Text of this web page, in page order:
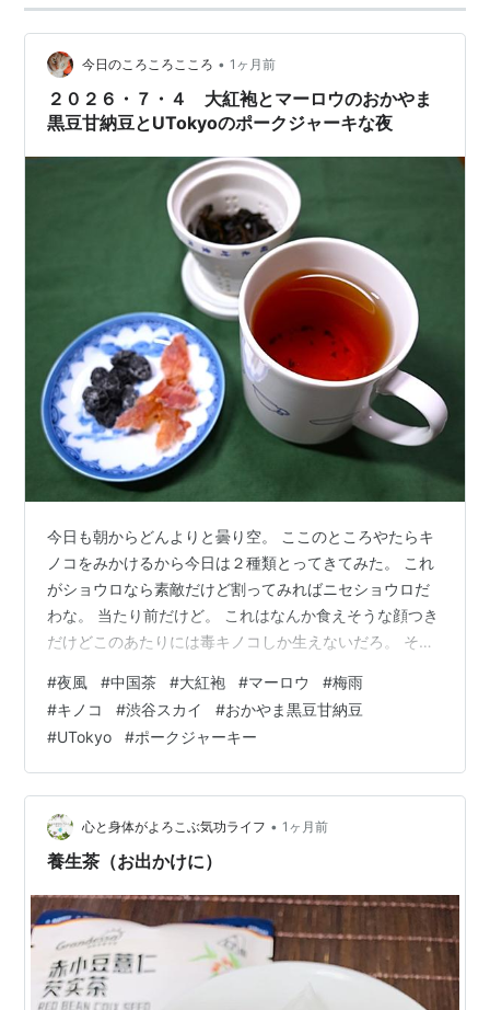
加工したもの。ジャスミン茶や竜珠茶など。
今日のころころこころ • 1ヶ月前
２０２６・７・４ 大紅袍とマーロウのおかやま
黒豆甘納豆とUTokyoのポークジャーキな夜
今日も朝からどんよりと曇り空。 ここのところやたらキ
ノコをみかけるから今日は２種類とってきてみた。 これ
がショウロなら素敵だけど割ってみればニセショウロだ
わな。 当たり前だけど。 これはなんか食えそうな顔つき
だけどこのあたりには毒キノコしか生えないだろ。 それ
り続くと今度は日照不足が心配になってくるのだから我
ながらアホみたい。 今宵の食後は温かい中国茶にした。
大紅袍。 お茶請けは、マーロウさんのおかやま黒豆甘納
豆とUTokyoのポークジャーキ。 本日も充実のお茶でし
た。 ん・・・ このお茶とお茶請けの組み合わせは大好き
なんだけど、これってたい…
#夜風 #中国茶 #大紅袍 #マーロウ #梅雨
#キノコ #渋谷スカイ #おかやま黒豆甘納豆
#UTokyo #ポークジャーキー
心と身体がよろこぶ気功ライフ • 1ヶ月前
養生茶（お出かけに）